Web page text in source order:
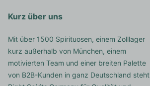
Kurz über uns
Mit über 1500 Spirituosen, einem Zolllager
kurz außerhalb von München, einem
motivierten Team und einer breiten Palette
von B2B-Kunden in ganz Deutschland steht